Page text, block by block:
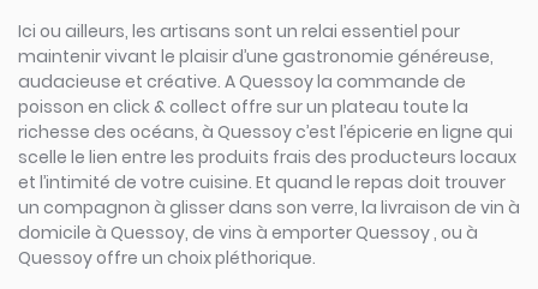
Ici ou ailleurs, les artisans sont un relai essentiel pour
maintenir vivant le plaisir d’une gastronomie généreuse,
audacieuse et créative. A Quessoy la commande de
poisson en click & collect offre sur un plateau toute la
richesse des océans, à Quessoy c’est l’épicerie en ligne qui
scelle le lien entre les produits frais des producteurs locaux
et l’intimité de votre cuisine. Et quand le repas doit trouver
un compagnon à glisser dans son verre, la livraison de vin à
domicile à Quessoy, de vins à emporter Quessoy , ou à
Quessoy offre un choix pléthorique.